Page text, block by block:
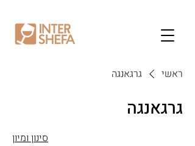
ראשי גרגאנגה
גרגאנגה
סינון ומיון